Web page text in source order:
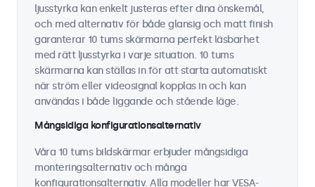
ljusstyrka kan enkelt justeras efter dina önskemål,
och med alternativ för både glansig och matt finish
garanterar 10 tums skärmarna perfekt läsbarhet
med rätt ljusstyrka i varje situation. 10 tums
skärmarna kan ställas in för att starta automatiskt
när ström eller videosignal kopplas in och kan
användas i både liggande och stående läge.
Mångsidiga konfigurationsalternativ
Våra 10 tums bildskärmar erbjuder mångsidiga
monteringsalternativ och många
konfigurationsalternativ. Alla modeller har VESA-